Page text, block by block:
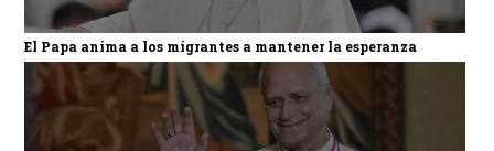
El Papa anima a los migrantes a mantener la esperanza